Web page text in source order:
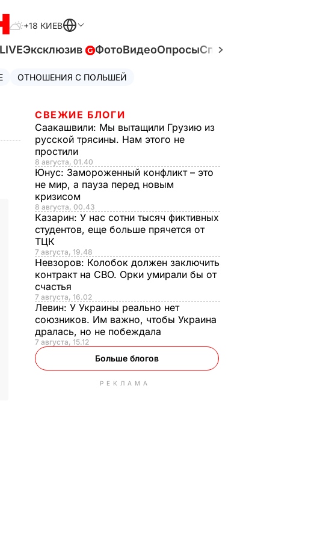
+18 КИЕВ
LIVEЭксклюзив ФотоВидеоОпросыСпецпроекты
ОТНОШЕНИЯ С ПОЛЬШЕЙ
СВЕЖИЕ БЛОГИ
Саакашвили: Мы вытащили Грузию из
русской трясины. Нам этого не
простили
8 августа, 01.40
Юнус: Замороженный конфликт – это
не мир, а пауза перед новым
кризисом
8 августа, 00.43
Казарин: У нас сотни тысяч фиктивных
студентов, еще больше прячется от
ТЦК
7 августа, 19.48
Невзоров: Колобок должен заключить
контракт на СВО. Орки умирали бы от
счастья
7 августа, 16.02
Левин: У Украины реально нет
союзников. Им важно, чтобы Украина
дралась, но не побеждала
7 августа, 15.12
Больше блогов
РЕКЛАМА